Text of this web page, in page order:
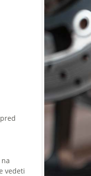
vedeti